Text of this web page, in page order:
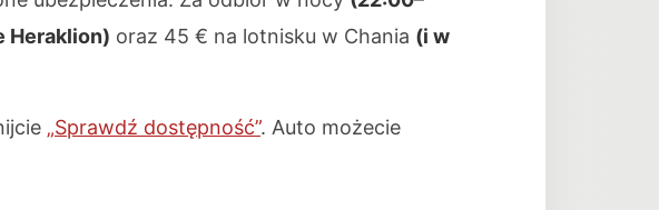
Heraklion) oraz 45 € na lotnisku w Chania (i w
„Sprawdź dostępność”. Auto możecie